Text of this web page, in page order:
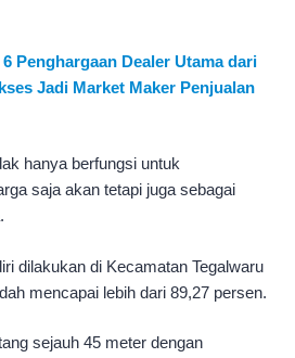
Penghargaan Dealer Utama dari
Jadi Market Maker Penjualan
hanya berfungsi untuk
saja akan tetapi juga sebagai
dilakukan di Kecamatan Tegalwaru
mencapai lebih dari 89,27 persen.
sejauh 45 meter dengan